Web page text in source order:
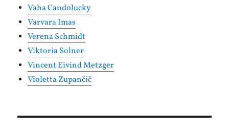
Vaha Candolucky
Varvara Imas
Verena Schmidt
Viktoria Solner
Vincent Eivind Metzger
Violetta Zupančič